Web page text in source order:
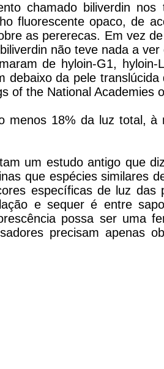
chamado biliverdin nos
fluorescente opaco, de
as pererecas. Em vez
não teve nada a ver
de hyloin-G1, hyloin-
debaixo da pele translúcida
of the National Academies
menos 18% da luz total, à
um estudo antigo que
que espécies similares
específicas de luz das
e sequer é entre
possa ser uma
precisam apenas